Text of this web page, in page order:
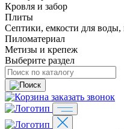
Кровля и забор
Плиты
Септики, емкости для воды,
Пиломатериал
Метизы и крепеж
Выберите раздел
заказать звонок